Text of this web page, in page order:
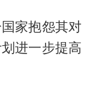
家抱怨其对
进一步提高